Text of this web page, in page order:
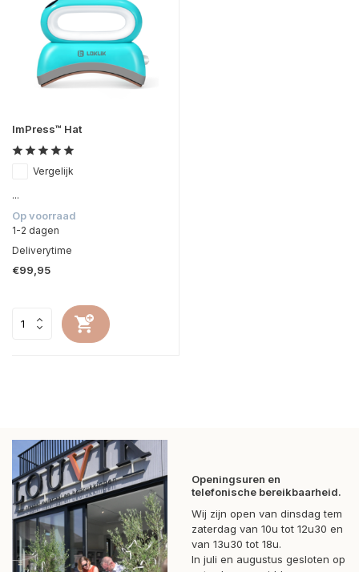
ImPress™ Hat
Vergelijk
...
Op voorraad
1-2 dagen
Deliverytime
€99,95
Openingsuren en
telefonische bereikbaarheid.
Wij zijn open van dinsdag tem
zaterdag van 10u tot 12u30 en
van 13u30 tot 18u.
In juli en augustus gesloten op